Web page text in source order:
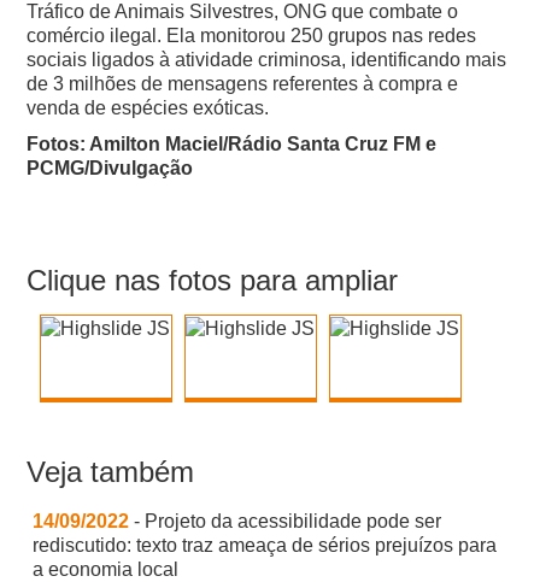
Tráfico de Animais Silvestres, ONG que combate o
comércio ilegal. Ela monitorou 250 grupos nas redes
sociais ligados à atividade criminosa, identificando mais
de 3 milhões de mensagens referentes à compra e
venda de espécies exóticas.
Fotos: Amilton Maciel/Rádio Santa Cruz FM e
PCMG/Divulgação
Clique nas fotos para ampliar
Veja também
14/09/2022 - Projeto da acessibilidade pode ser
rediscutido: texto traz ameaça de sérios prejuízos para
a economia local